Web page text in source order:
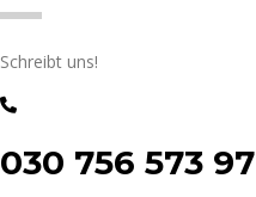
Schreibt uns!
030 756 573 97